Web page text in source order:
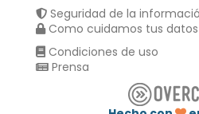
Seguridad de la
Como cuidamos tus datos
Condiciones de uso
Prensa